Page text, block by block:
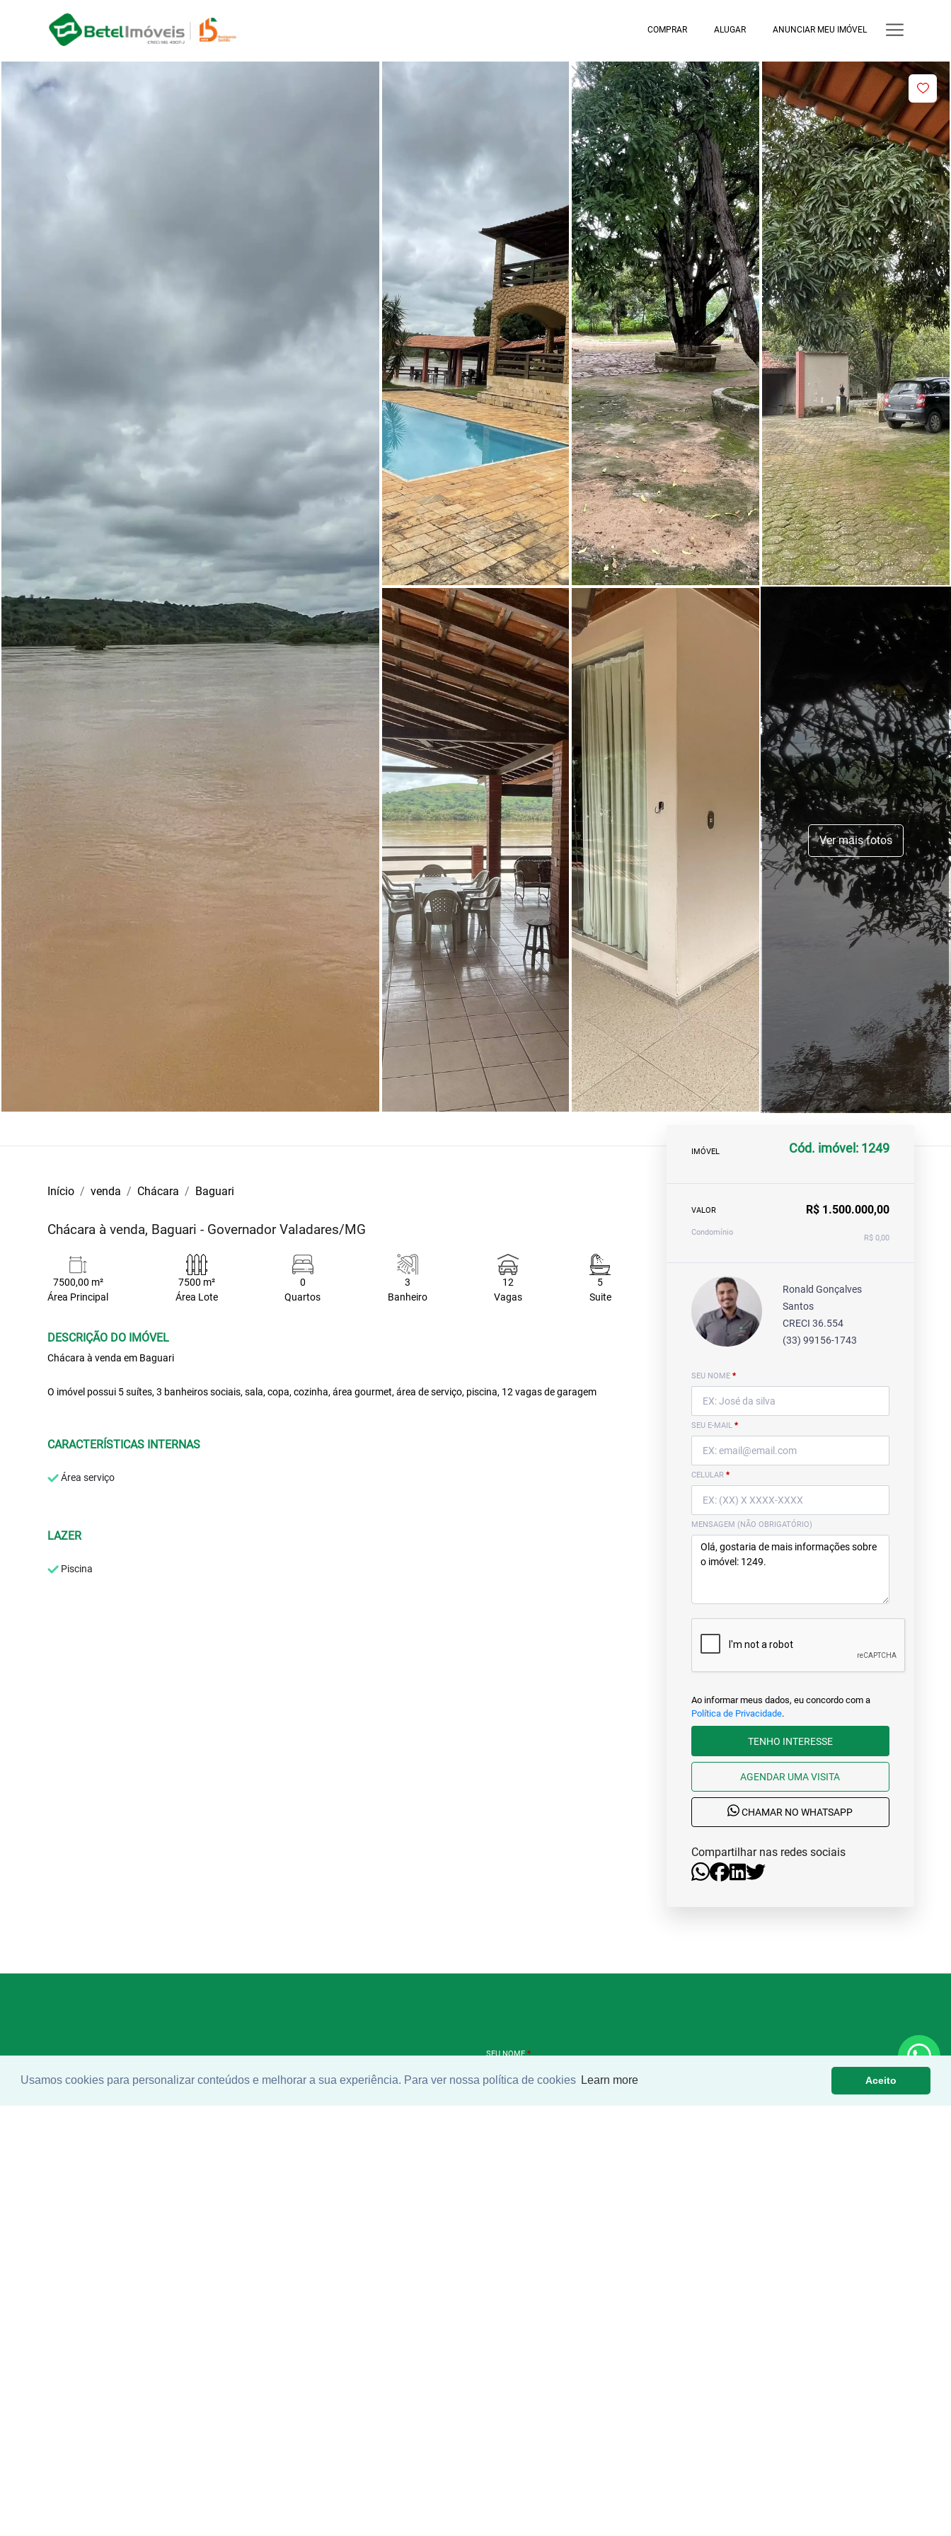
Usamos cookies para personalizar conteúdos e melhorar a sua experiência. Para ver nossa política de cookies Learn more Aceito
COMPRAR ALUGAR ANUNCIAR MEU IMÓVEL
Ver mais fotos
Início venda Chácara Baguari
Chácara à venda, Baguari - Governador Valadares/MG
7500,00 m²
Área Principal
7500 m²
Área Lote
0
Quartos
3
Banheiro
12
Vagas
5
Suite
DESCRIÇÃO DO IMÓVEL
Chácara à venda em Baguari
O imóvel possui 5 suítes, 3 banheiros sociais, sala, copa, cozinha, área gourmet, área de serviço, piscina, 12 vagas de garagem
CARACTERÍSTICAS INTERNAS
Área serviço
LAZER
Piscina
IMÓVEL Cód. imóvel: 1249
VALOR R$ 1.500.000,00
Condomínio
R$ 0,00
Ronald Gonçalves
Santos
CRECI 36.554
(33) 99156-1743
SEU NOME *
SEU E-MAIL *
CELULAR *
MENSAGEM (NÃO OBRIGATÓRIO)
Ao informar meus dados, eu concordo com a
Política de Privacidade.
TENHO INTERESSE
AGENDAR UMA VISITA
CHAMAR NO WHATSAPP
Compartilhar nas redes sociais
SEU NOME*